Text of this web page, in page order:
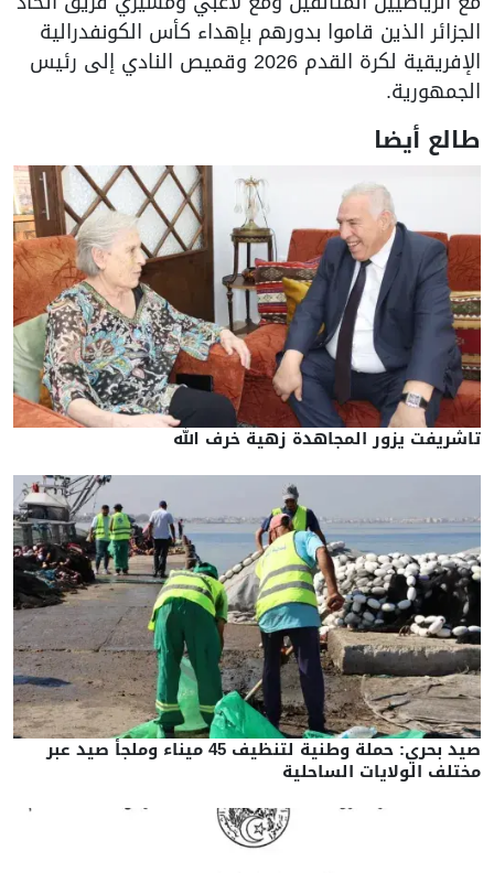
الجزائر الذين قاموا بدورهم بإهداء كأس الكونفدرالية
الإفريقية لكرة القدم 2026 وقميص النادي إلى رئيس
الجمهورية.
طالع أيضا
تاشريفت يزور المجاهدة زهية خرف الله
صيد بحري: حملة وطنية لتنظيف 45 ميناء وملجأ صيد عبر
مختلف الولايات الساحلية